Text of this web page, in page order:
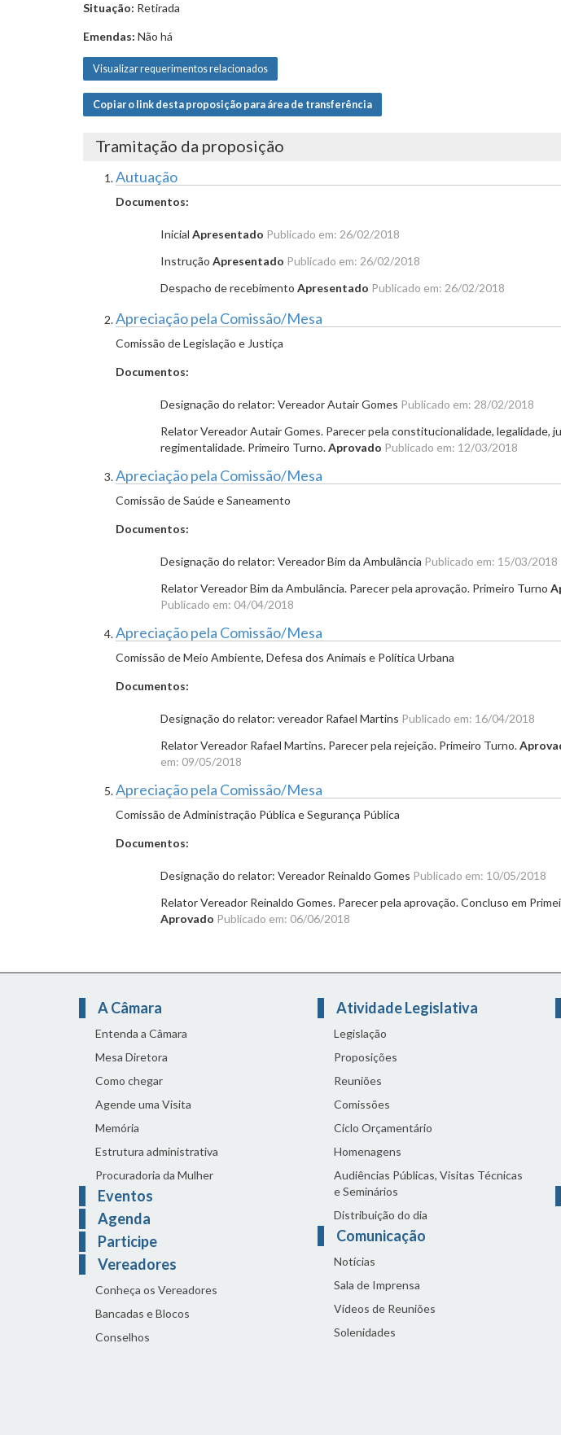
Situação: Retirada
Emendas: Não há
Visualizar requerimentos relacionados
Copiar o link desta proposição para área de transferência
Tramitação da proposição
Autuação
Documentos:
Inicial Apresentado Publicado em: 26/02/2018
Instrução Apresentado Publicado em: 26/02/2018
Despacho de recebimento Apresentado Publicado em: 26/02/2018
Apreciação pela Comissão/Mesa
Comissão de Legislação e Justiça
Documentos:
Designação do relator: Vereador Autair Gomes Publicado em: 28/02/2018
Relator Vereador Autair Gomes. Parecer pela constitucionalidade, legalidade,
regimentalidade. Primeiro Turno.Aprovado Publicado em: 12/03/2018
Apreciação pela Comissão/Mesa
Comissão de Saúde e Saneamento
Documentos:
Designação do relator: Vereador Bim da Ambulância Publicado em: 15/03/2018
Relator Vereador Bim da Ambulância. Parecer pela aprovação. Primeiro Turno
Publicado em: 04/04/2018
Apreciação pela Comissão/Mesa
Comissão de Meio Ambiente, Defesa dos Animais e Política Urbana
Documentos:
Designação do relator: vereador Rafael Martins Publicado em: 16/04/2018
Relator Vereador Rafael Martins. Parecer pela rejeição. Primeiro Turno.
em: 09/05/2018
Apreciação pela Comissão/Mesa
Comissão de Administração Pública e Segurança Pública
Documentos:
Designação do relator: Vereador Reinaldo Gomes Publicado em: 10/05/2018
Relator Vereador Reinaldo Gomes. Parecer pela aprovação. Concluso em
Aprovado Publicado em: 06/06/2018
A Câmara
Entenda a Câmara
Mesa Diretora
Como chegar
Agende uma Visita
Memória
Estrutura administrativa
Procuradoria da Mulher
Eventos
Agenda
Participe
Vereadores
Conheça os Vereadores
Bancadas e Blocos
Conselhos
Atividade Legislativa
Legislação
Proposições
Reuniões
Comissões
Ciclo Orçamentário
Homenagens
Audiências Públicas, Visitas Técnicas
e Seminários
Distribuição do dia
Comunicação
Notícias
Sala de Imprensa
Vídeos de Reuniões
Solenidades